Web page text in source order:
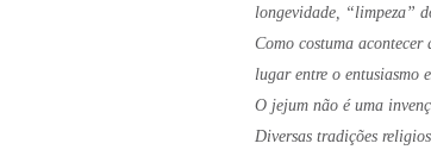
longevidade, “limpeza”
Como costuma
lugar entre o entusiasmo
O jejum não é uma
Diversas tradições